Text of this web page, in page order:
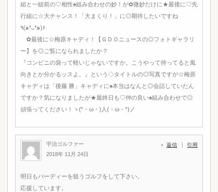
組と一組前の♡相性♠組み合わせの妙！が✿微妙だけに★最後に♡先
行組に☆大チャンス！「大まくり！」に◎期待したいですね
٩(๑❛ᴗ❛๑)۶
✿最後に☆梅原キャディ！【ＧＤＯニュースの◎フォトギャラリ
ー】を◎ご覧になられましたか？
『コンビニの袋って軽いじゃないですか。こうやって持ってると風
向きとか分かるッスよ。』という◇タイトルの◎写真ですが☆梅原
キャディは「後藤 勝」キャディに♠本当はなんと◎会話していたん
ですか？気になりましたが★最終日も♡仲の良い♠組み合わせで◎
頑張ってください！ヽ(*・ω・)人(・ω・*)ノ
宇治ゴルファー
2018年 11月 24日
返信 引用
明日もバーディーを狙うゴルフをして下さい。
応援しています。